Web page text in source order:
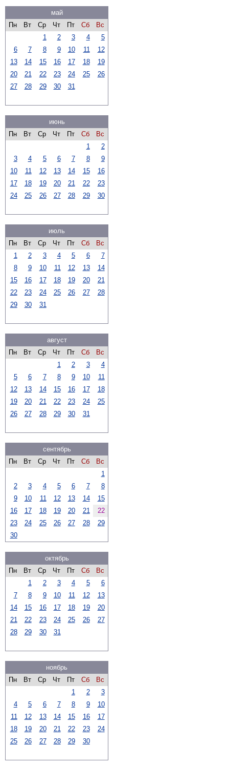
май
Пн
Вт Ср Чт Пт Сб
Вс
1
2 3 4
5
6
7 8 9 10 11
12
13
14 15 16 17 18
19
20
21 22 23 24 25
26
27
28 29 30 31
июнь
Пн
Вт Ср Чт Пт Сб
Вс
1
2
3
4 5 6 7 8
9
10
11 12 13 14 15
16
17
18 19 20 21 22
23
24
25 26 27 28 29 30
июль
Пн
Вт Ср Чт Пт Сб
Вс
1
2 3 4 5 6
7
8
9 10 11 12 13
14
15
16 17 18 19 20
21
22
23 24 25 26 27
28
29
30 31
август
Пн
Вт Ср Чт Пт Сб
Вс
1
2 3
4
5
6 7 8 9 10
11
12
13 14 15 16 17
18
19
20 21 22 23 24
25
26
27 28 29 30 31
сентябрь
Пн
Вт Ср Чт Пт Сб
Вс
1
2
3 4 5 6 7
8
9
10 11 12 13 14
15
16
17 18 19 20 21
22
23
24 25 26 27 28
29
30
октябрь
Пн
Вт Ср Чт Пт Сб
Вс
1
2 3 4 5
6
7
8 9 10 11 12
13
14
15 16 17 18 19
20
21
22 23 24 25 26
27
28
29 30 31
ноябрь
Пн
Вт Ср Чт Пт Сб
Вс
1
2
3
4
5 6 7 8 9
10
11
12 13 14 15 16
17
18
19 20 21 22 23
24
25
26 27 28 29 30